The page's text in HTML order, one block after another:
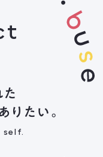
りたい。
self.